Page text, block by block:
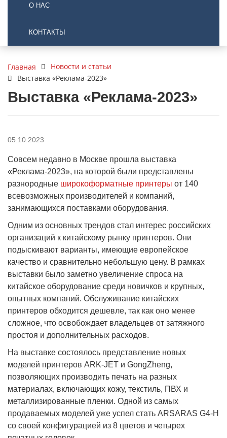
О НАС
КОНТАКТЫ
Главная
Новости и статьи
Выставка «Реклама-2023»
Выставка «Реклама-2023»
05.10.2023
Совсем недавно в Москве прошла выставка
«Реклама-2023», на которой были представлены
разнородные широкоформатные принтеры от 140
всевозможных производителей и компаний,
занимающихся поставками оборудования.
Одним из основных трендов стал интерес российских
организаций к китайскому рынку принтеров. Они
подыскивают варианты, имеющие европейское
качество и сравнительно небольшую цену. В рамках
выставки было заметно увеличение спроса на
китайское оборудование среди новичков и крупных,
опытных компаний. Обслуживание китайских
принтеров обходится дешевле, так как оно менее
сложное, что освобождает владельцев от затяжного
простоя и дополнительных расходов.
На выставке состоялось представление новых
моделей принтеров ARK-JET и GongZheng,
позволяющих производить печать на разных
материалах, включающих кожу, текстиль, ПВХ и
металлизированные пленки. Одной из самых
продаваемых моделей уже успел стать ARSARAS G4-H
со своей конфигурацией из 8 цветов и четырех